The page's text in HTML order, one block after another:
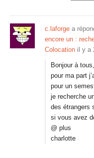
c.laforge a
encore un :
Colocation il y a
Bonjour à tous,
pour ma part
pour un
je recherche
des étrangers
si vous avez
@ plus
charlotte